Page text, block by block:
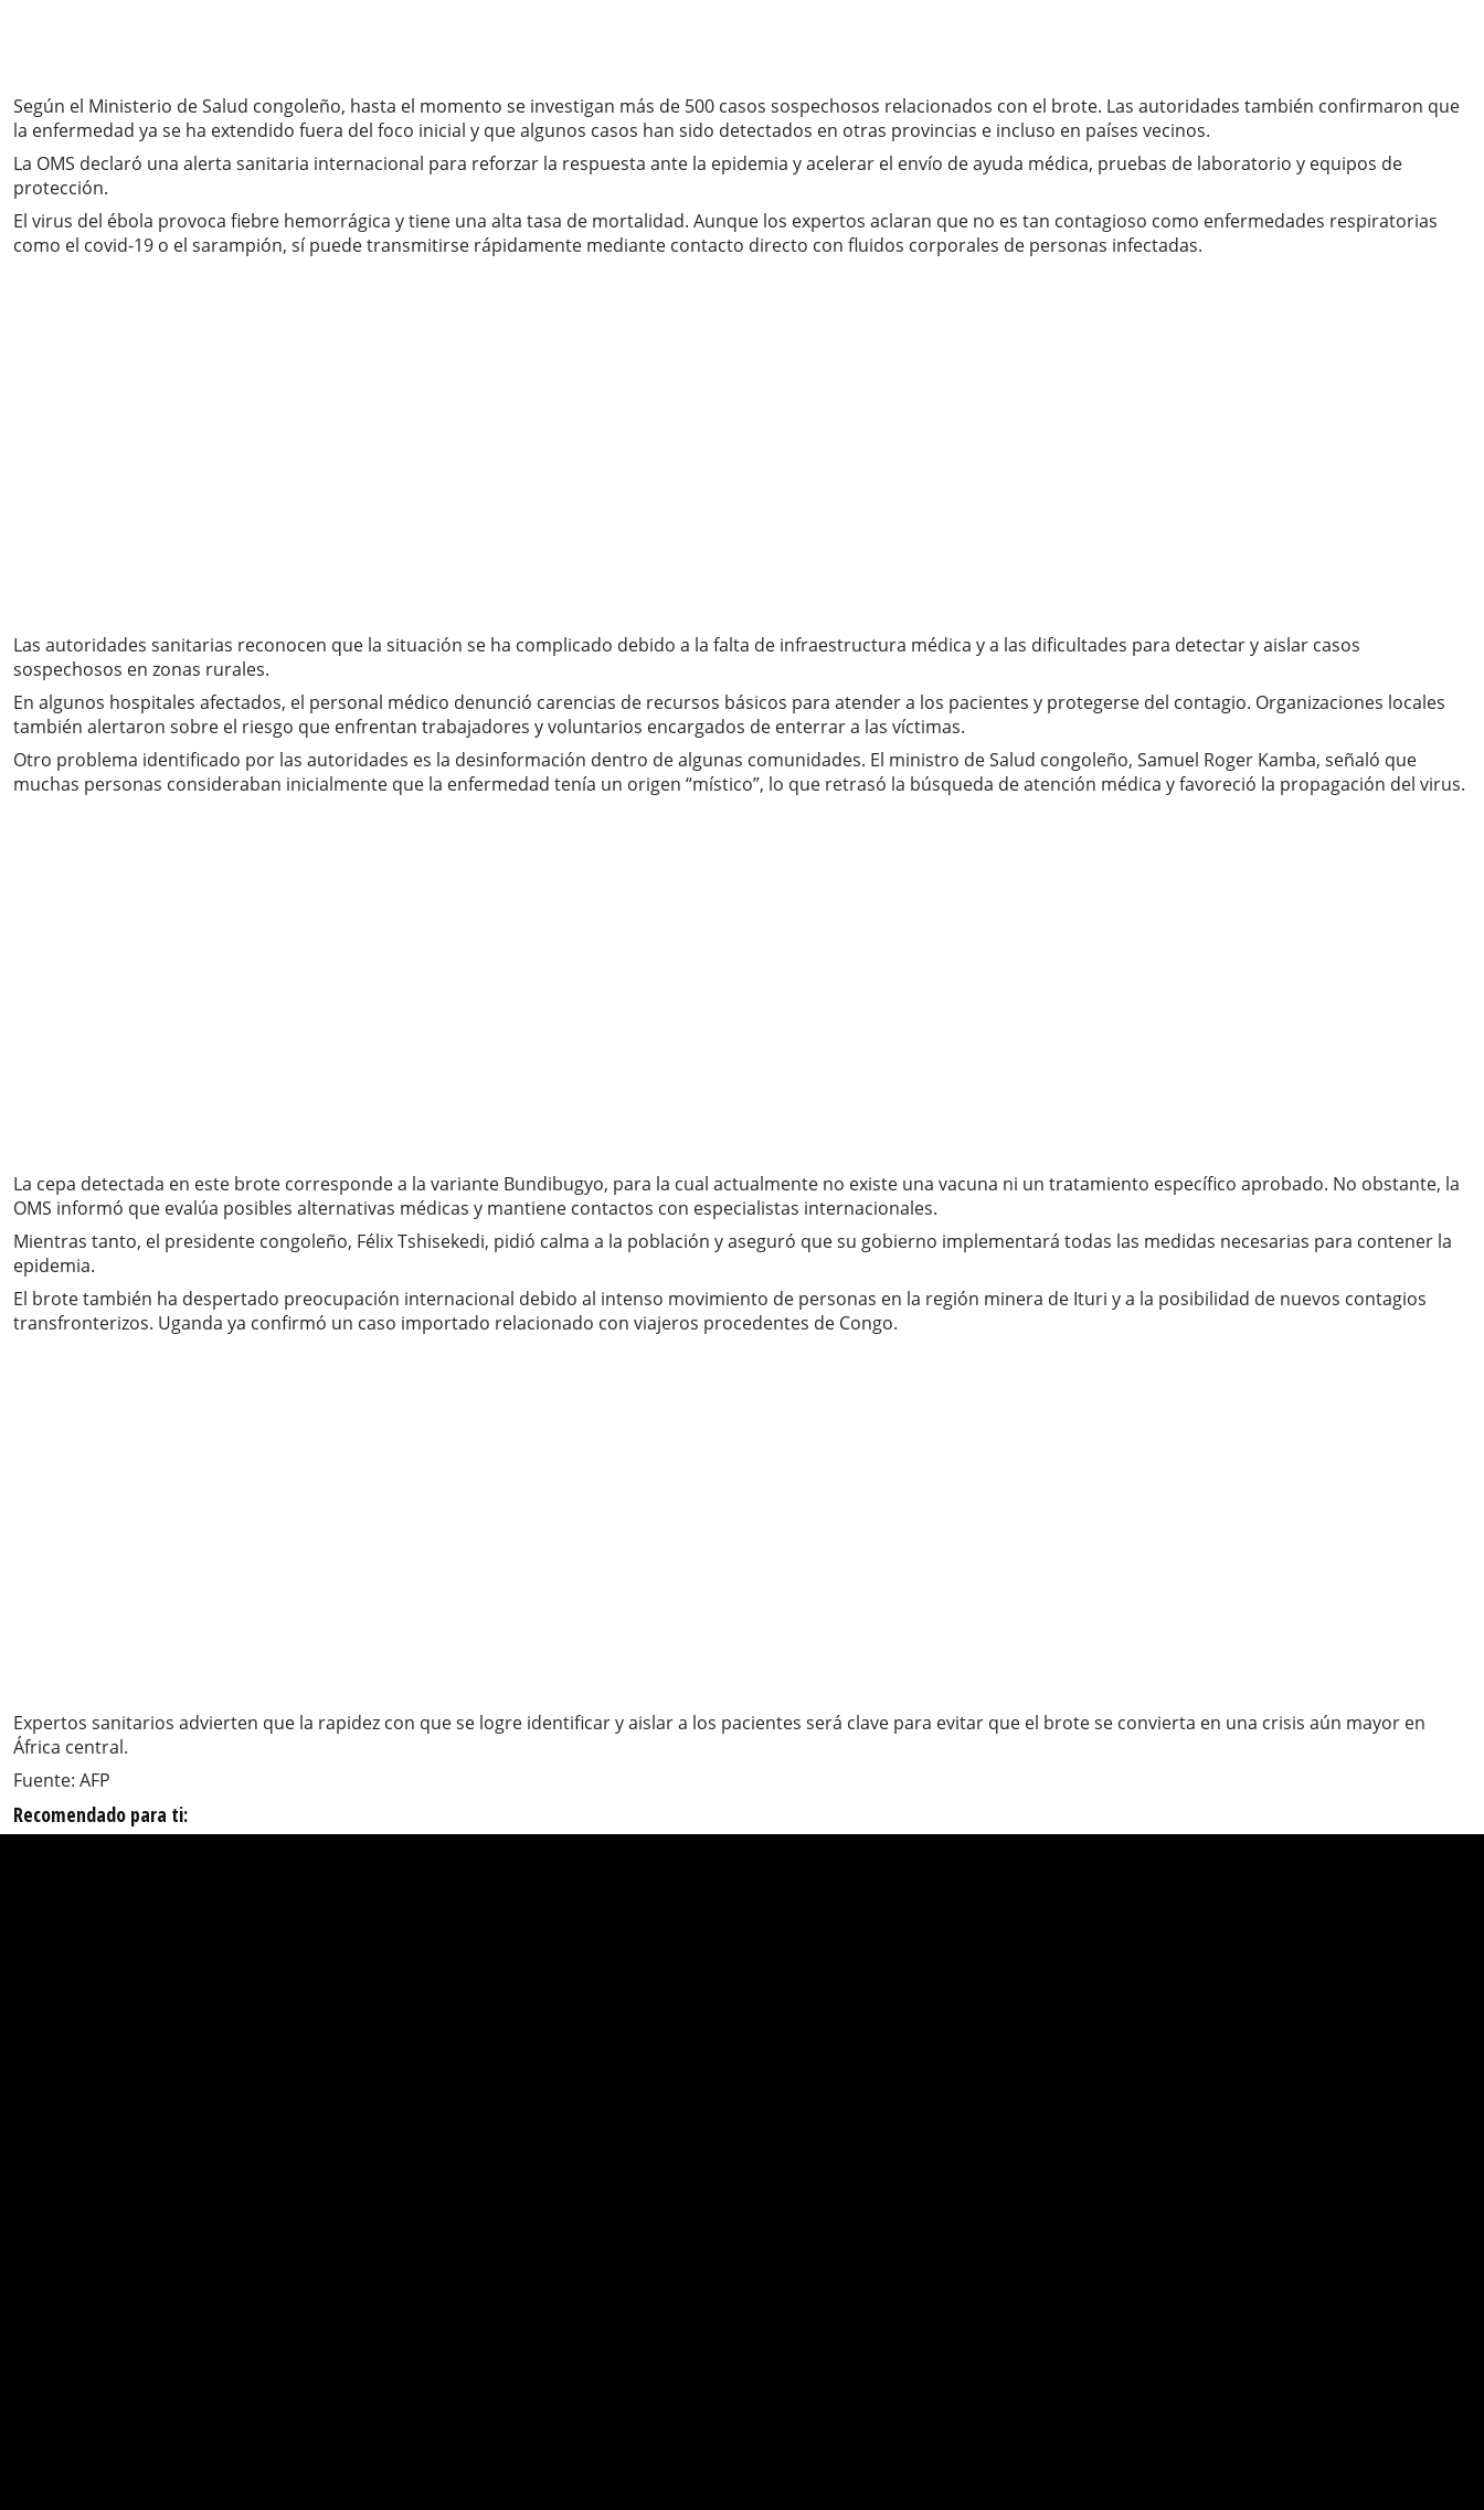
Según el Ministerio de Salud congoleño, hasta el momento se investigan más de 500 casos sospechosos relacionados con el brote. Las autoridades también confirmaron que
la enfermedad ya se ha extendido fuera del foco inicial y que algunos casos han sido detectados en otras provincias e incluso en países vecinos.
La OMS declaró una alerta sanitaria internacional para reforzar la respuesta ante la epidemia y acelerar el envío de ayuda médica, pruebas de laboratorio y equipos de
protección.
El virus del ébola provoca fiebre hemorrágica y tiene una alta tasa de mortalidad. Aunque los expertos aclaran que no es tan contagioso como enfermedades respiratorias
como el covid-19 o el sarampión, sí puede transmitirse rápidamente mediante contacto directo con fluidos corporales de personas infectadas.
Las autoridades sanitarias reconocen que la situación se ha complicado debido a la falta de infraestructura médica y a las dificultades para detectar y aislar casos
sospechosos en zonas rurales.
En algunos hospitales afectados, el personal médico denunció carencias de recursos básicos para atender a los pacientes y protegerse del contagio. Organizaciones locales
también alertaron sobre el riesgo que enfrentan trabajadores y voluntarios encargados de enterrar a las víctimas.
Otro problema identificado por las autoridades es la desinformación dentro de algunas comunidades. El ministro de Salud congoleño, Samuel Roger Kamba, señaló que
muchas personas consideraban inicialmente que la enfermedad tenía un origen “místico”, lo que retrasó la búsqueda de atención médica y favoreció la propagación del virus.
La cepa detectada en este brote corresponde a la variante Bundibugyo, para la cual actualmente no existe una vacuna ni un tratamiento específico aprobado. No obstante, la
OMS informó que evalúa posibles alternativas médicas y mantiene contactos con especialistas internacionales.
Mientras tanto, el presidente congoleño, Félix Tshisekedi, pidió calma a la población y aseguró que su gobierno implementará todas las medidas necesarias para contener la
epidemia.
El brote también ha despertado preocupación internacional debido al intenso movimiento de personas en la región minera de Ituri y a la posibilidad de nuevos contagios
transfronterizos. Uganda ya confirmó un caso importado relacionado con viajeros procedentes de Congo.
Expertos sanitarios advierten que la rapidez con que se logre identificar y aislar a los pacientes será clave para evitar que el brote se convierta en una crisis aún mayor en
África central.
Fuente: AFP
Recomendado para ti: